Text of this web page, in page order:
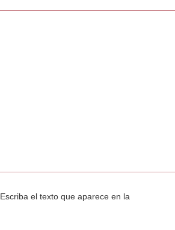
Escriba el texto que aparece en la